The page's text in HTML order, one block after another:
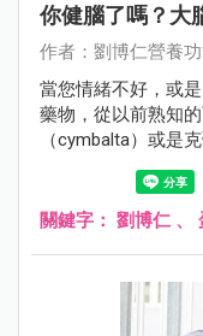
你健腦了嗎？大
作者：劉博仁營養
當您情緒不好，或
藥物，從以前熟知
（cymbalta）或是
目的，就是增加腦
關鍵字： 劉博仁 、